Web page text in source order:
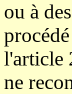
ou à
l'article
ne